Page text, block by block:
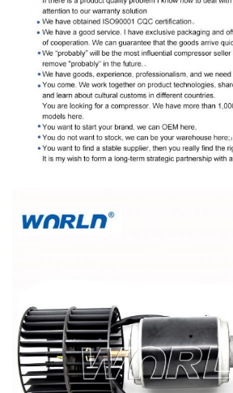
ओई
नं।
VOE14576774/14514331
टिप्पणी
यदि आपको यह सुनिश्चित
आवश्यकता है कि यह हिस्सा
होगा। कृपया हमें अपने पुराने
ओईएम और/या वर्ष, अपने
का आकार बनाएं ताकि हम
कर सकें। हम यह सुनिश्चित
चार्ट का उपयोग करने की भी